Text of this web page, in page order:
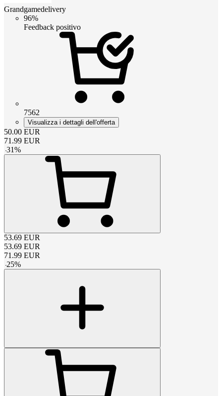
Grandgamedelivery
96%
Feedback positivo
7562
Visualizza i dettagli dell'offerta
50.00 EUR
71.99 EUR
-31%
53.69 EUR
53.69 EUR
71.99 EUR
-25%